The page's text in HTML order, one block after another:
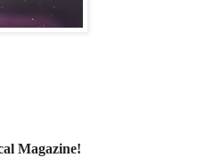
Magazine!